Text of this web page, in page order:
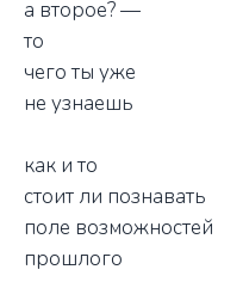
а второе? —
то
чего ты уже
не узнаешь
как и то
стоит ли познавать
поле возможностей
прошлого